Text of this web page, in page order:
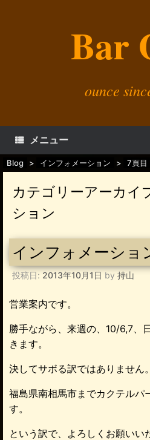
Bar
ounce
メニュー
Blog > インフォメーション > 7頁目
カテゴリーアーカイ
ション
インフォメーショ
投稿日: 2013年10月1日 by 持山
営業案内です。
勝手ながら、来週の、10/6,7、
きます。
決してサボる訳ではありません。
福島県南相馬市までカクテルパ
す。
という訳で、よろしくお願いい